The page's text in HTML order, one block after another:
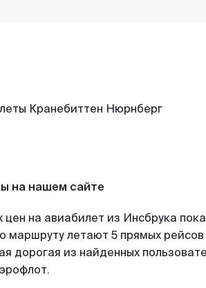
на нашем сайте
цен на авиабилет из Инсбрука
маршруту летают 5 прямых
дорогая из найденных